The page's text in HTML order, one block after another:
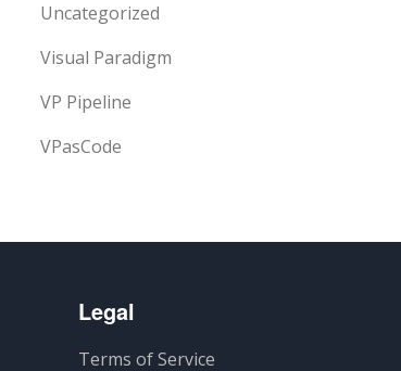
Uncategorized
Visual Paradigm
VP Pipeline
VPasCode
Legal
Terms of Service